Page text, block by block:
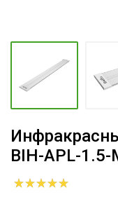
BIH-APL-1.5-